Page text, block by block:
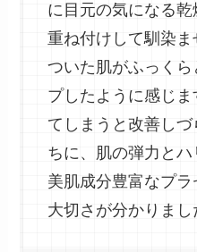
に目元の気になる
重ね付けして馴染
ついた肌がふっく
プしたように感じ
てしまうと改善し
ちに、肌の弾力と
美肌成分豊富なプ
大切さが分かりまし